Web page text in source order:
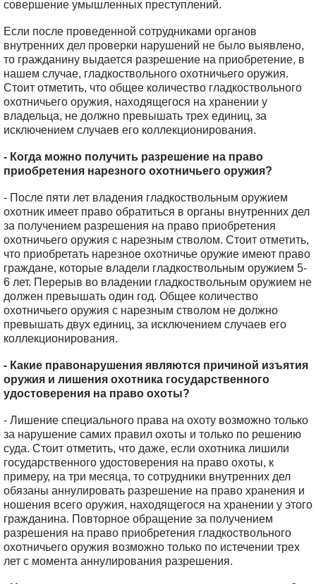
совершение умышленных преступлений.
Если после проведенной сотрудниками органов
внутренних дел проверки нарушений не было выявлено,
то гражданину выдается разрешение на приобретение, в
нашем случае, гладкоствольного охотничьего оружия.
Стоит отметить, что общее количество гладкоствольного
охотничьего оружия, находящегося на хранении у
владельца, не должно превышать трех единиц, за
исключением случаев его коллекционирования.
- Когда можно получить разрешение на право
приобретения нарезного охотничьего оружия?
- После пяти лет владения гладкоствольным оружием
охотник имеет право обратиться в органы внутренних дел
за получением разрешения на право приобретения
охотничьего оружия с нарезным стволом. Стоит отметить,
что приобретать нарезное охотничье оружие имеют право
граждане, которые владели гладкоствольным оружием 5-
6 лет. Перерыв во владении гладкоствольным оружием не
должен превышать один год. Общее количество
охотничьего оружия с нарезным стволом не должно
превышать двух единиц, за исключением случаев его
коллекционирования.
- Какие правонарушения являются причиной изъятия
оружия и лишения охотника государственного
удостоверения на право охоты?
- Лишение специального права на охоту возможно только
за нарушение самих правил охоты и только по решению
суда. Стоит отметить, что даже, если охотника лишили
государственного удостоверения на право охоты, к
примеру, на три месяца, то сотрудники внутренних дел
обязаны аннулировать разрешение на право хранения и
ношения всего оружия, находящегося на хранении у этого
гражданина. Повторное обращение за получением
разрешения на право приобретения гладкоствольного
охотничьего оружия возможно только по истечении трех
лет с момента аннулирования разрешения.